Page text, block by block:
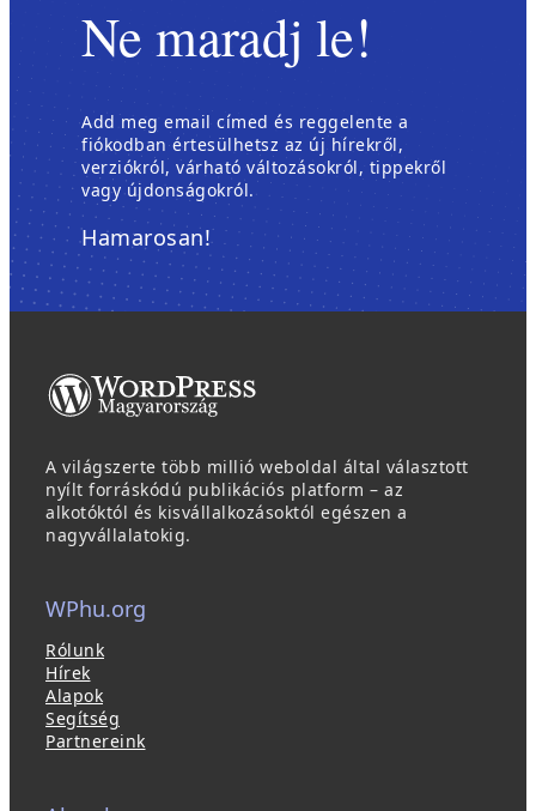
Ne maradj le!
Add meg email címed és reggelente a
fiókodban értesülhetsz az új hírekről,
verziókról, várható változásokról, tippekről
vagy újdonságokról.
Hamarosan!
A világszerte több millió weboldal által választott
nyílt forráskódú publikációs platform – az
alkotóktól és kisvállalkozásoktól egészen a
nagyvállalatokig.
WPhu.org
Rólunk
Hírek
Alapok
Segítség
Partnereink